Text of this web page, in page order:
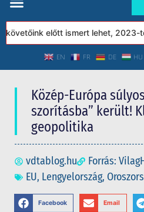
előtt ismert lehet, 2023-tól
EN FR DE HU
Közép-Európa
szorításba” került!
geopolitika
vdtablog.hu Forrás:
EU, Lengyelország,
Facebook Email